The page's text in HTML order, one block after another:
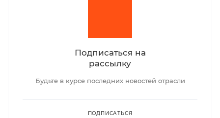
Подписаться на
рассылку
Будьте в курсе последних новостей отрасли
ПОДПИСАТЬСЯ